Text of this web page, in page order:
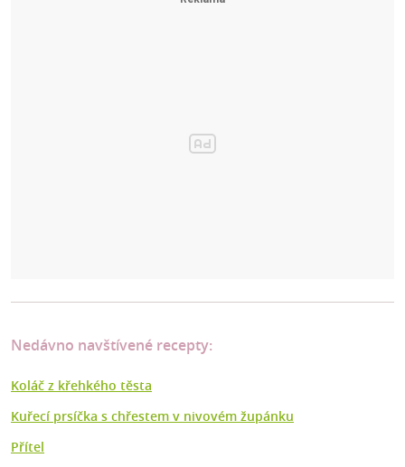
Nedávno navštívené recepty:
Koláč z křehkého těsta
Kuřecí prsíčka s chřestem v nivovém župánku
Přítel